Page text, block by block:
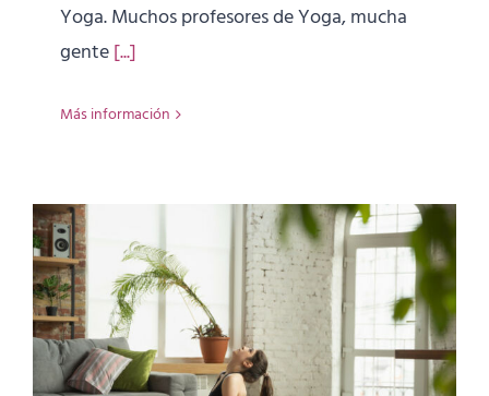
Yoga. Muchos profesores de Yoga, mucha
gente[...]
Más información